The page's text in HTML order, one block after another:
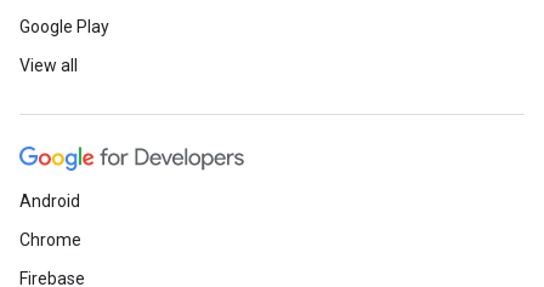
Google Play
View all
Android
Chrome
Firebase